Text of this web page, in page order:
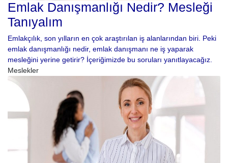
Emlak Danışmanlığı Nedir? Mesleği
Tanıyalım
Emlakçılık, son yılların en çok araştırılan iş alanlarından biri. Peki
emlak danışmanlığı nedir, emlak danışmanı ne iş yaparak
mesleğini yerine getirir? İçeriğimizde bu soruları yanıtlayacağız.
Meslekler